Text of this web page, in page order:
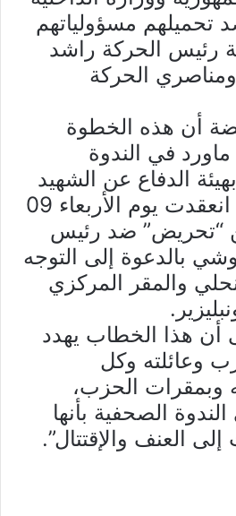
تحميلهم مسؤولياتهم
رئيس الحركة راشد
الحركة
أن هذه الخطوة
في الندوة
الدفاع عن الشهيد
شكري بلعيد التي انعقدت يوم الأربعاء 09
2022، من “تحريض” ضد رئيس
بالدعوة إلى التوجه
والمقر المركزي
أن هذا الخطاب يهدد
وعائلته وكل
وبمقرات الحزب،
الصحفية بأنها
العنف والإقتتال”.